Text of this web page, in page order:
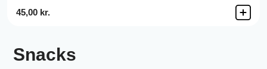
45,00 kr.
Snacks